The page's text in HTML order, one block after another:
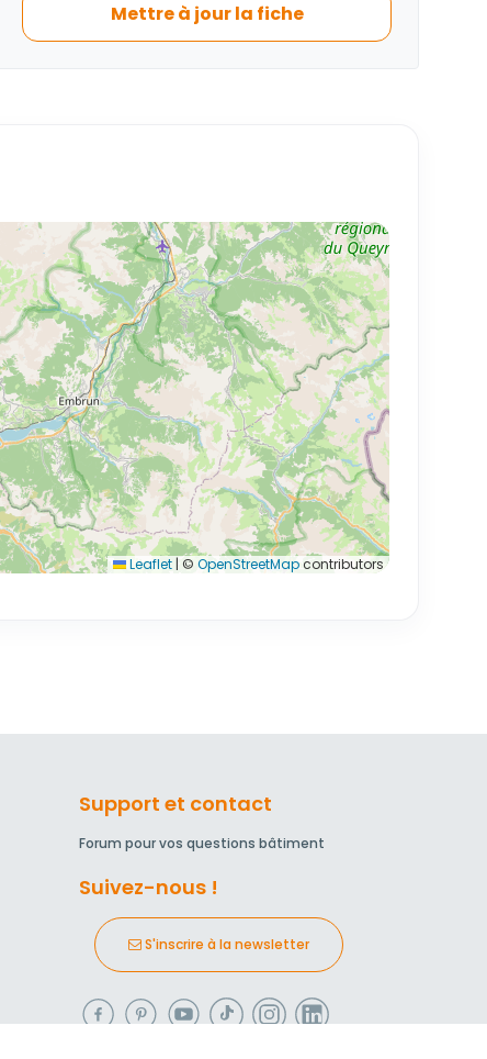
Mettre à jour la fiche
Leaflet | © OpenStreetMapcontributors
Support et contact
Forum pour vos questions bâtiment
Suivez-nous !
S'inscrire à la newsletter